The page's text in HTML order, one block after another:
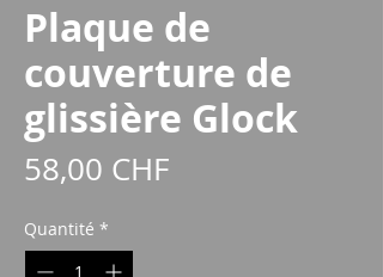
Plaque de
couverture de
glissière Glock
58,00 CHFPrix
Quantité *